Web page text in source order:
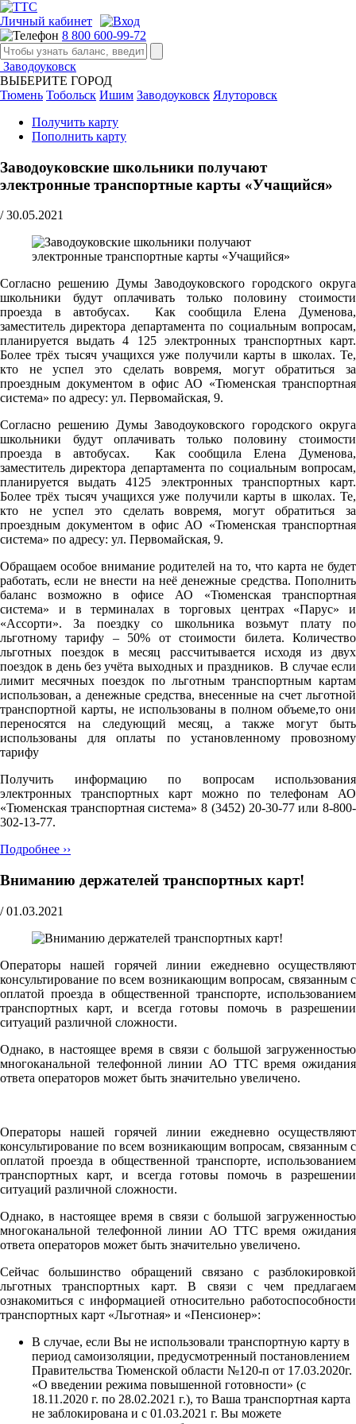
Личный кабинет
8 800 600-99-72
Заводоуковск
ВЫБЕРИТЕ ГОРОД
Тюмень Тобольск Ишим Заводоуковск Ялуторовск
Получить карту
Пополнить карту
Заводоуковские школьники получают
электронные транспортные карты «Учащийся»
/ 30.05.2021
Cогласно решению Думы Заводоуковского городского округа
школьники будут оплачивать только половину стоимости
проезда в автобусах. Как сообщила Елена Думенова,
заместитель директора департамента по социальным вопросам,
планируется выдать 4 125 электронных транспортных карт.
Более трёх тысяч учащихся уже получили карты в школах. Те,
кто не успел это сделать вовремя, могут обратиться за
проездным документом в офис АО «Тюменская транспортная
система» по адресу: ул. Первомайская, 9.
Cогласно решению Думы Заводоуковского городского округа
школьники будут оплачивать только половину стоимости
проезда в автобусах. Как сообщила Елена Думенова,
заместитель директора департамента по социальным вопросам,
планируется выдать 4125 электронных транспортных карт.
Более трёх тысяч учащихся уже получили карты в школах. Те,
кто не успел это сделать вовремя, могут обратиться за
проездным документом в офис АО «Тюменская транспортная
система» по адресу: ул. Первомайская, 9.
Обращаем особое внимание родителей на то, что карта не будет
работать, если не внести на неё денежные средства. Пополнить
баланс возможно в офисе АО «Тюменская транспортная
система» и в терминалах в торговых центрах «Парус» и
«Ассорти». За поездку со школьника возьмут плату по
льготному тарифу – 50% от стоимости билета. Количество
льготных поездок в месяц рассчитывается исходя из двух
поездок в день без учёта выходных и праздников. В случае если
лимит месячных поездок по льготным транспортным картам
использован, а денежные средства, внесенные на счет льготной
транспортной карты, не использованы в полном объеме,то они
переносятся на следующий месяц, а также могут быть
использованы для оплаты по установленному провозному
тарифу
Получить информацию по вопросам использования
электронных транспортных карт можно по телефонам АО
«Тюменская транспортная система» 8 (3452) 20-30-77 или 8-800-
302-13-77.
Подробнее ››
Вниманию держателей транспортных карт!
/ 01.03.2021
Операторы нашей горячей линии ежедневно осуществляют
консультирование по всем возникающим вопросам, связанным с
оплатой проезда в общественной транспорте, использованием
транспортных карт, и всегда готовы помочь в разрешении
ситуаций различной сложности.
Однако, в настоящее время в связи с большой загруженностью
многоканальной телефонной линии АО ТТС время ожидания
ответа операторов может быть значительно увеличено.
Операторы нашей горячей линии ежедневно осуществляют
консультирование по всем возникающим вопросам, связанным с
оплатой проезда в общественной транспорте, использованием
транспортных карт, и всегда готовы помочь в разрешении
ситуаций различной сложности.
Однако, в настоящее время в связи с большой загруженностью
многоканальной телефонной линии АО ТТС время ожидания
ответа операторов может быть значительно увеличено.
Сейчас большинство обращений связано с разблокировкой
льготных транспортных карт. В связи с чем предлагаем
ознакомиться с информацией относительно работоспособности
транспортных карт «Льготная» и «Пенсионер»:
В случае, если Вы не использовали транспортную карту в
период самоизоляции, предусмотренный постановлением
Правительства Тюменской области №120-п от 17.03.2020г.
«О введении режима повышенной готовности» (с
18.11.2020 г. по 28.02.2021 г.), то Ваша транспортная карта
не заблокирована и с 01.03.2021 г. Вы можете